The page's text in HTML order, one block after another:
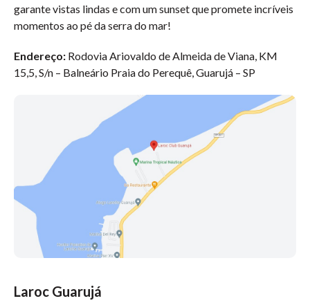
garante vistas lindas e com um sunset que promete incríveis
momentos ao pé da serra do mar!
Endereço: Rodovia Ariovaldo de Almeida de Viana, KM
15,5, S/n – Balneário Praia do Perequê, Guarujá – SP
Laroc Guarujá